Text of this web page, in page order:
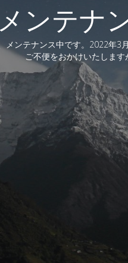
ンテナ
メンテナンス中です。2022年3
ご不便をおかけいたします